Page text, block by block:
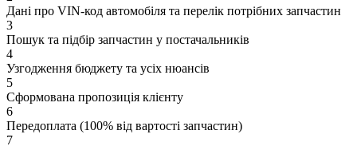
Дані про VIN-код автомобіля та перелік потрібних запчастин
3
Пошук та підбір запчастин у постачальників
4
Узгодження бюджету та усіх нюансів
5
Сформована пропозиція клієнту
6
Передоплата (100% від вартості запчастин)
7